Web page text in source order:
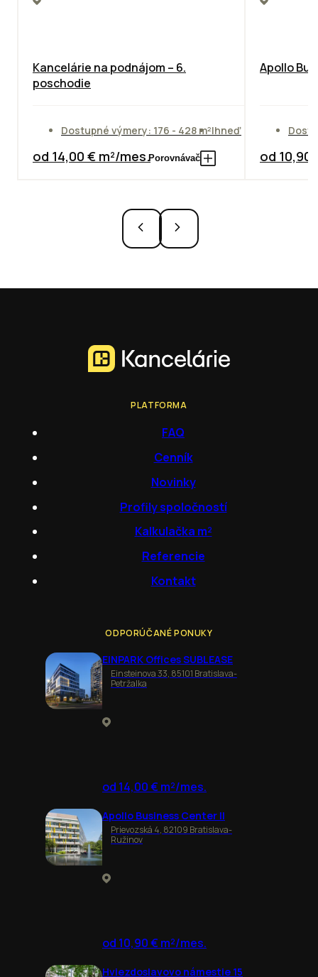
Kancelárie na podnájom – 6.
poschodie
Dostupné výmery: 176 - 428 m²Ihneď
od 14,00 € m²/mes.Porovnávač
Apollo
od 10,90
PLATFORMA
FAQ
Cenník
Novinky
Profily spoločností
Kalkulačka m²
Referencie
Kontakt
ODPORÚČANÉ PONUKY
EINPARK Offices SUBLEASE
Einsteinova 33, 85101 Bratislava-
Petržalka
od 14,00 € m²/mes.
Apollo Business Center II
Prievozská 4, 82109 Bratislava-
Ružinov
od 10,90 € m²/mes.
Hviezdoslavovo námestie 15